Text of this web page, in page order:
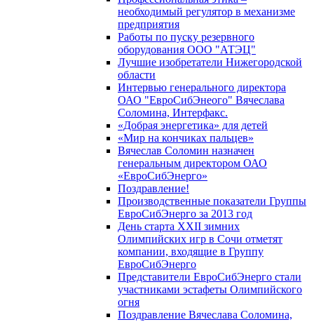
необходимый регулятор в механизме
предприятия
Работы по пуску резервного
оборудования ООО "АТЭЦ"
Лучшие изобретатели Нижегородской
области
Интервью генерального директора
ОАО "ЕвроСибЭнеого" Вячеслава
Соломина, Интерфакс.
«Добрая энергетика» для детей
«Мир на кончиках пальцев»
Вячеслав Соломин назначен
генеральным директором ОАО
«ЕвроСибЭнерго»
Поздравление!
Производственные показатели Группы
ЕвроСибЭнерго за 2013 год
День старта XXII зимних
Олимпийских игр в Сочи отметят
компании, входящие в Группу
ЕвроСибЭнерго
Представители ЕвроСибЭнерго стали
участниками эстафеты Олимпийского
огня
Поздравление Вячеслава Соломина,